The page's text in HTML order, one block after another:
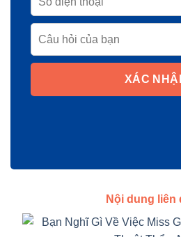
XÁC
Nội dung liên